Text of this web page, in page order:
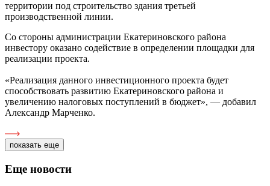
территории под строительство здания третьей
производственной линии.
Со стороны администрации Екатериновского района
инвестору оказано содействие в определении площадки для
реализации проекта.
«Реализация данного инвестиционного проекта будет
способствовать развитию Екатериновского района и
увеличению налоговых поступлений в бюджет», — добавил
Александр Марченко.
показать еще
Еще новости